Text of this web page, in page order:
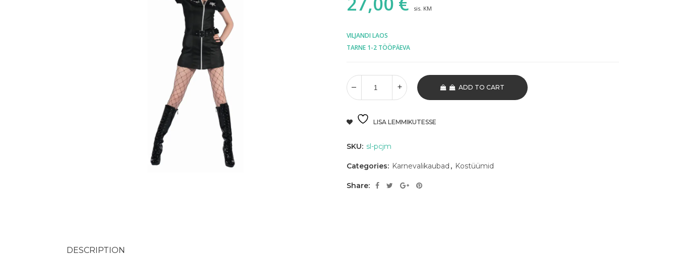
sis. KM
VILJANDI LAOS
TARNE 1-2 TÖÖPÄEVA
ADD TO CART
LISA LEMMIKUTESSE
SKU: sl-pcjm
Categories: Karnevalikaubad , Kostüümid
Share:
DESCRIPTION